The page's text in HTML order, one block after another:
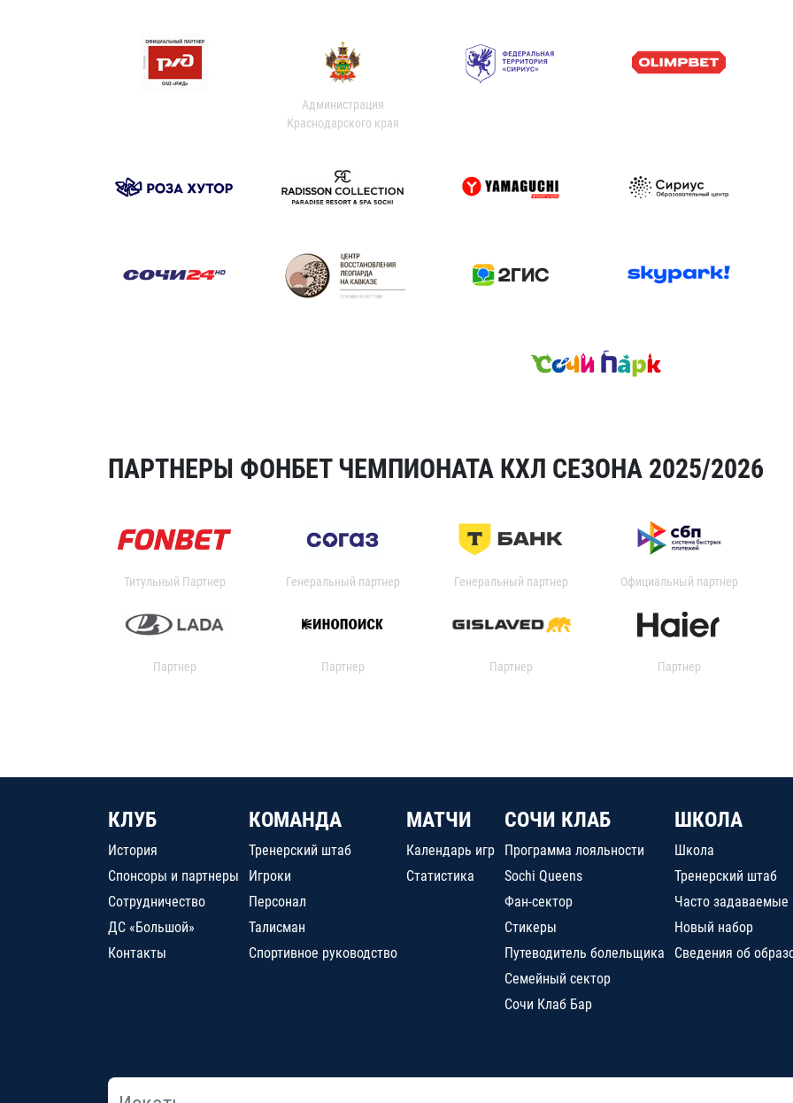
Администрация
Краснодарского края
ПАРТНЕРЫ ФОНБЕТ ЧЕМПИОНАТА КХЛ СЕЗОНА 2025/2026
Титульный Партнер Генеральный партнер Генеральный партнер Официальный партнер
Партнер Партнер Партнер Партнер
КЛУБ
История
Спонсоры и партнеры
Сотрудничество
ДС «Большой»
Контакты
КОМАНДА
Тренерский штаб
Игроки
Персонал
Талисман
Спортивное руководство
МАТЧИ
Календарь игр
Статистика
СОЧИ КЛАБ
Программа лояльности
Sochi Queens
Фан-сектор
Стикеры
Путеводитель болельщика
Семейный сектор
Сочи Клаб Бар
ШКОЛА
Школа
Тренерский штаб
Часто задаваемые
Новый набор
Сведения об